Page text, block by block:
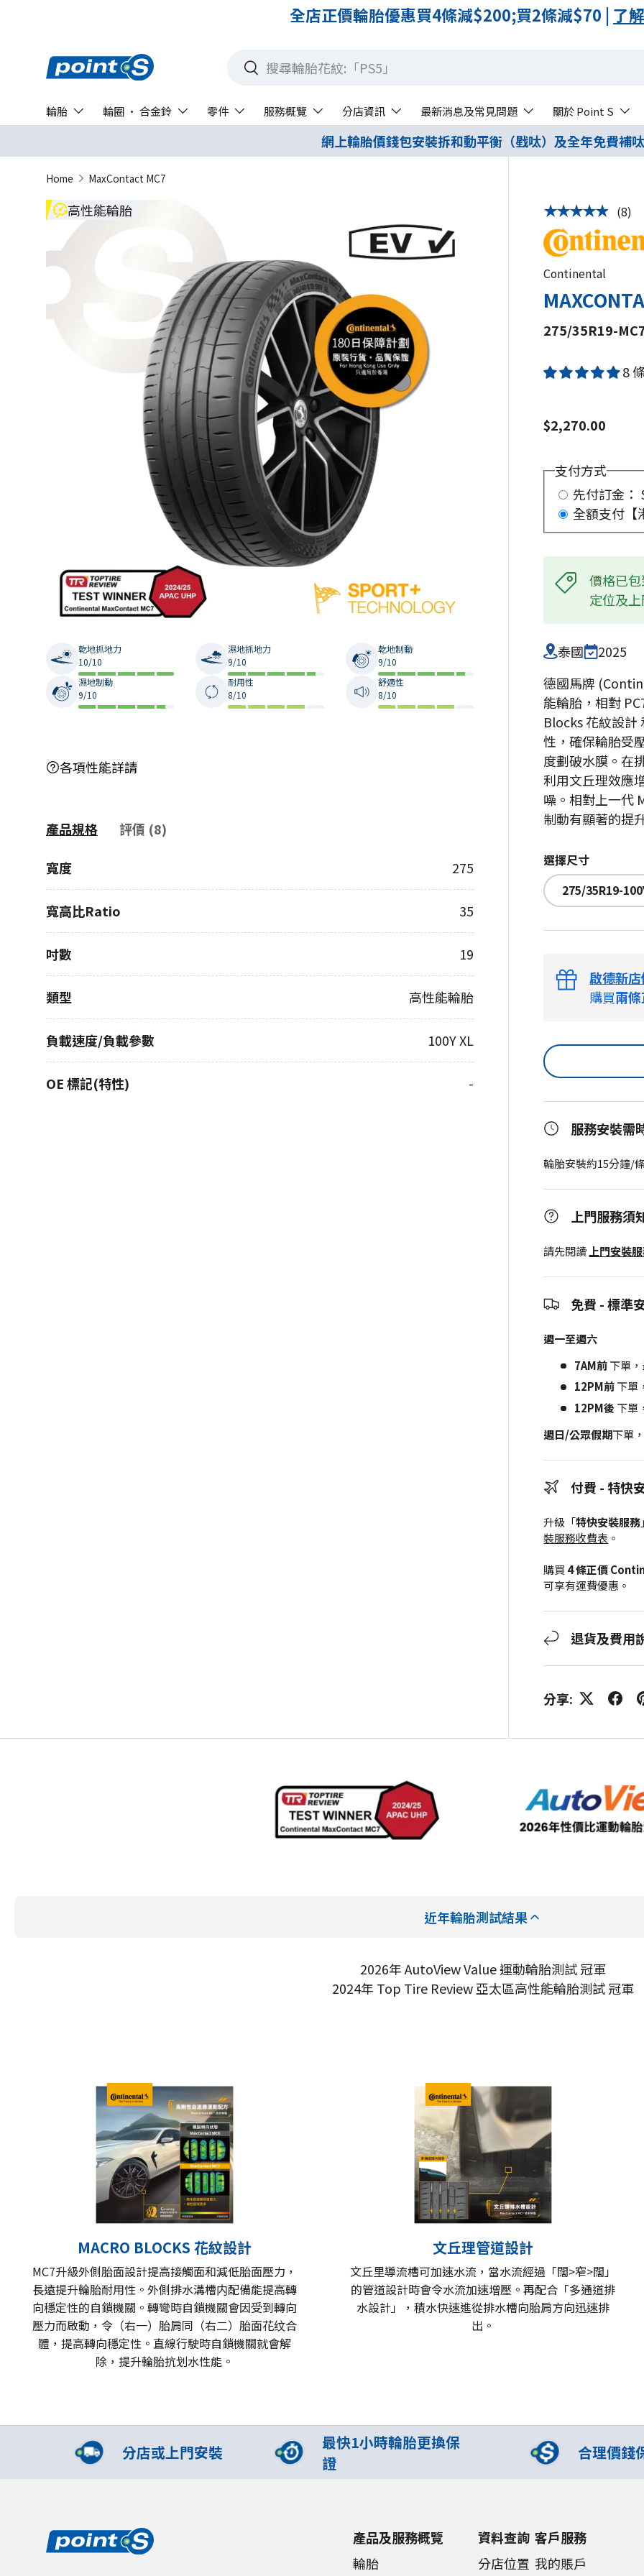
已開放「線上付訂金 · 線下付餘額」的付款方式 |
搜尋
搜尋
輪胎 輪圈 · 合金鈴 零件 服務概覽 分店資訊 最新消息及常見問題 關於 Point S
網上輪胎價錢包安裝拆和動平衡（戥呔）及全年免費補呔
Home MaxContact MC7
乾地抓地力
10/10
濕地抓地力
9/10
乾地制動
9/10
濕地制動
9/10
耐用性
8/10
舒適性
8/10
高性能輪胎 ★★★★★ (8)
Continental
275/35R19-
8
$2,270.00
支付方式
先付訂金：
全額支付【
價格已
定位及
泰國
2025
德國馬牌
能輪胎，相對
Blocks 花紋設計
性，確保輪胎受
度劃破水膜。在
利用文丘理效應
噪。相對上一代
制動有顯著的提
選擇尺寸
275/35R19-
啟德新
購買兩
服務安裝需
輪胎安裝約15分鐘/
上門服務須
請先閱讀 上門安裝
免費 - 標準
週一至週六
7AM前下單
12PM前下單
12PM後 下單
週日/公眾假期下單
付費 - 特快
升級「特快安裝服務
裝服務收費表 。
購買 4 條正價
可享有運費優惠。
退貨及費用
分享:
各項性能詳請
產品規格 評價 (8)
寬度 275
寬高比Ratio 35
吋數 19
類型 高性能輪胎
負載速度/負載參數 100Y XL
OE 標記(特性) -
近年輪胎測試結果
2026年 AutoView Value 運動輪胎測試 冠軍
2024年 Top Tire Review 亞太區高性能輪胎測試 冠軍
MACRO BLOCKS 花紋設計
MC7升級外側胎面設計提高接觸面和減低胎面壓力，
長遠提升輪胎耐用性。​外側排水溝槽内配備能提高轉
向穩定性的自鎖機關。轉彎時自鎖機關會因受到轉向
壓力而啟動，令（右一）胎肩同（右二）胎面花纹合
體，提高轉向穩定性。直線行駛時自鎖機關就會解
除，提升輪胎抗划水性能。
文丘理管道設計
文丘里導流槽可加速水流，當水流經過「闊>窄>闊」
的管道設計時會令水流加速增壓。再配合「多通道排
水設計」，積水快速進從排水槽向胎肩方向迅速排
出。​
分店或上門安裝
最快1小時輪胎更換保
證
合理價錢
產品及服務概覽
輪胎
資料查詢
分店位置
客戶服務
我的賬戶